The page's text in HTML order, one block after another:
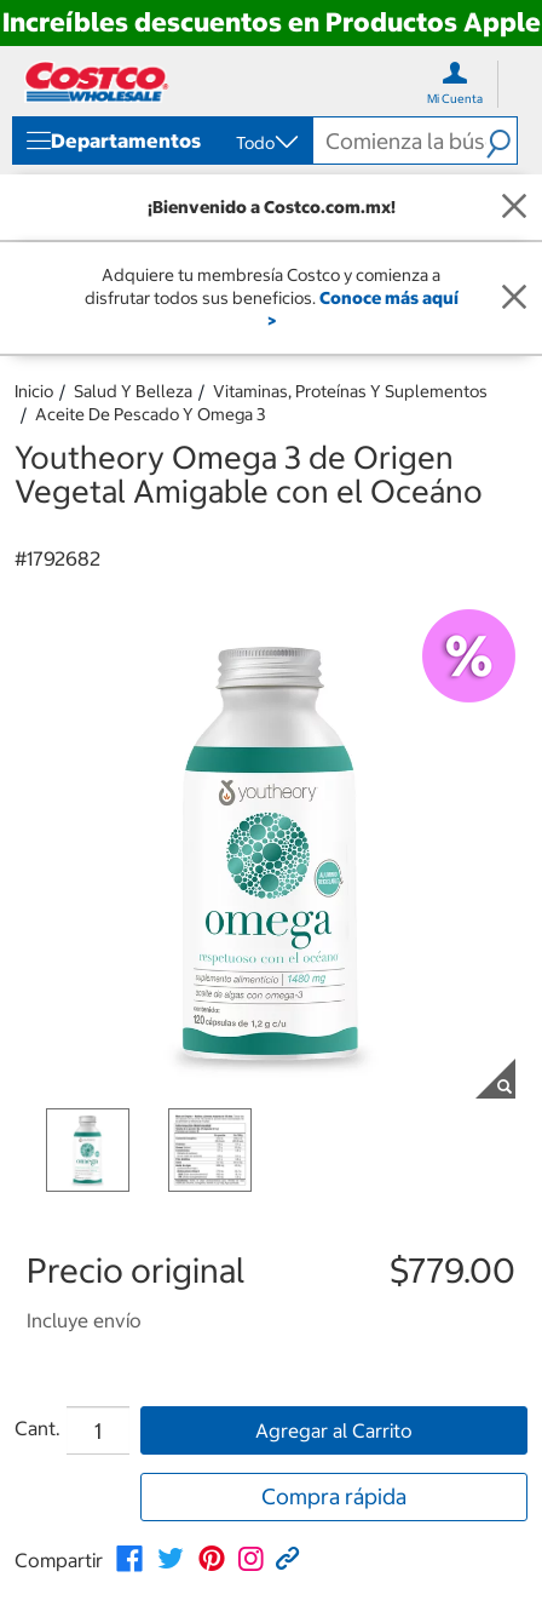
Increíbles descuentos en Productos Apple
directo
contenido
directo
menú
navegación
Mi Cuenta
Departamentos Todo
¡Bienvenido a Costco.com.mx!
Adquiere tu membresía Costco y comienza a
disfrutar todos sus beneficios.Conoce más aquí
>
Inicio Salud Y Belleza
Vitaminas, Proteínas Y Suplementos
Aceite De Pescado Y Omega 3
Youtheory Omega 3 de Origen
Vegetal Amigable con el Oceáno
#1792682
Precio original $779.00
Incluye envío
Cant. Agregar al Carrito
Compra rápida
Compartir